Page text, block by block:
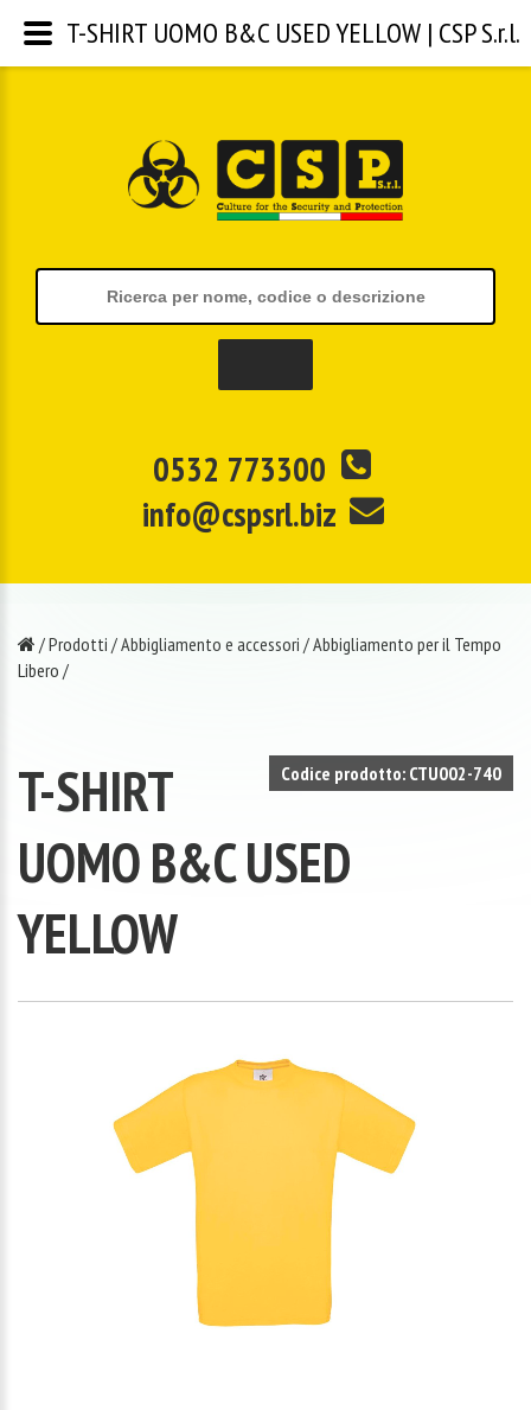
0532 773300
info@cspsrl.biz
/Prodotti /Abbigliamento e accessori /Abbigliamento per il Tempo
Libero /
Codice prodotto: CTU002-740
T-SHIRT
UOMO B&C USED
YELLOW
T-SHIRT UOMO B&C USED YELLOW | CSP S.r.l.